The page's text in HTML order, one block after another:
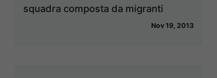
squadra composta da migranti
Nov 19, 2013